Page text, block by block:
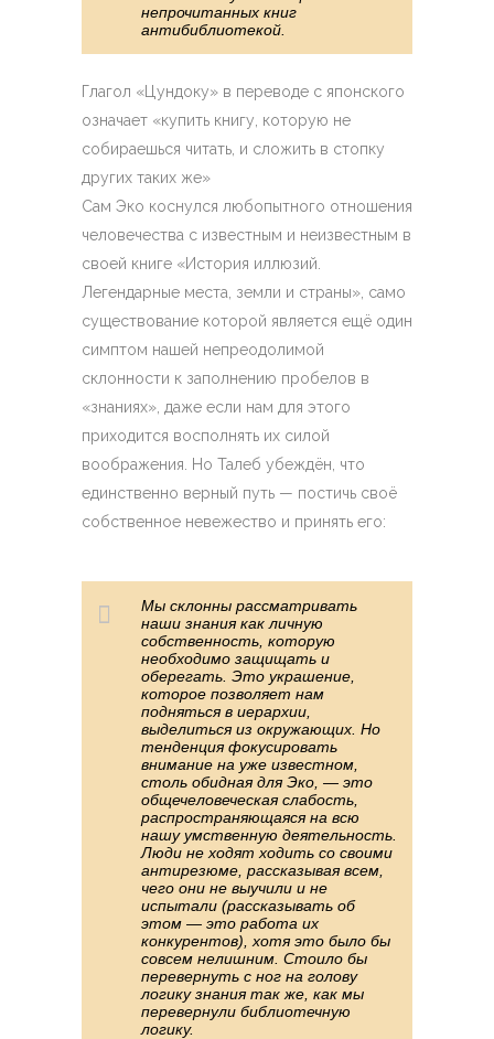
непрочитанных книг
антибиблиотекой.
Глагол «Цундоку» в переводе с японского
означает «купить книгу, которую не
собираешься читать, и сложить в стопку
других таких же»
Сам Эко коснулся любопытного отношения
человечества с известным и неизвестным в
своей книге «История иллюзий.
Легендарные места, земли и страны», само
существование которой является ещё один
симптом нашей непреодолимой
склонности к заполнению пробелов в
«знаниях», даже если нам для этого
приходится восполнять их силой
воображения. Но Талеб убеждён, что
единственно верный путь — постичь своё
собственное невежество и принять его:
Мы склонны рассматривать
наши знания как личную
собственность, которую
необходимо защищать и
оберегать. Это украшение,
которое позволяет нам
подняться в иерархии,
выделиться из окружающих. Но
тенденция фокусировать
внимание на уже известном,
столь обидная для Эко, — это
общечеловеческая слабость,
распространяющаяся на всю
нашу умственную деятельность.
Люди не ходят ходить со своими
антирезюме, рассказывая всем,
чего они не выучили и не
испытали (рассказывать об
этом — это работа их
конкурентов), хотя это было бы
совсем нелишним. Стоило бы
перевернуть с ног на голову
логику знания так же, как мы
перевернули библиотечную
логику.